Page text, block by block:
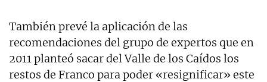
También prevé la aplicación de las
recomendaciones del grupo de expertos que en
2011 planteó sacar del Valle de los Caídos los
restos de Franco para poder «resignificar» este